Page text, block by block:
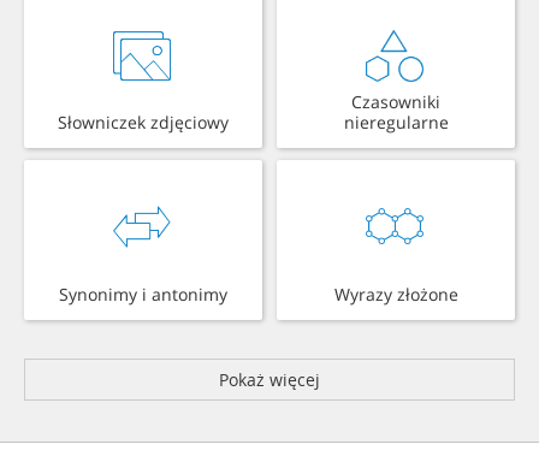
Słowniczek zdjęciowy
Czasowniki
nieregularne
Synonimy i antonimy Wyrazy złożone
Pokaż więcej